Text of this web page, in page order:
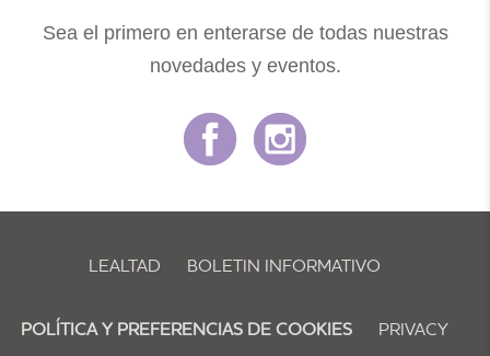
Sea el primero en enterarse de todas nuestras
novedades y eventos.
LEALTAD BOLETIN INFORMATIVO
POLÍTICA Y PREFERENCIAS DE COOKIES PRIVACY